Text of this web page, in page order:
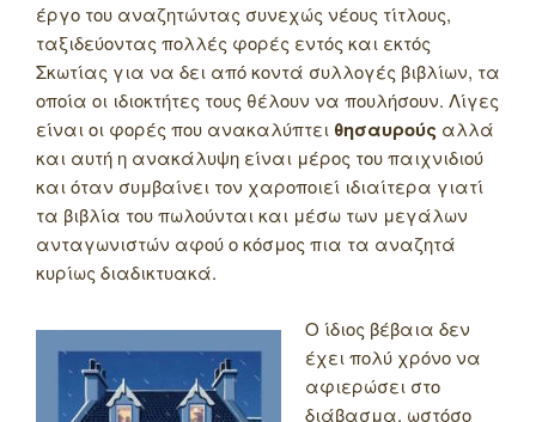
έργο του αναζητώντας συνεχώς νέους τίτλους,
ταξιδεύοντας πολλές φορές εντός και εκτός
Σκωτίας για να δει από κοντά συλλογές βιβλίων, τα
οποία οι ιδιοκτήτες τους θέλουν να πουλήσουν. Λίγες
είναι οι φορές που ανακαλύπτει θησαυρούς αλλά
και αυτή η ανακάλυψη είναι μέρος του παιχνιδιού
και όταν συμβαίνει τον χαροποιεί ιδιαίτερα γιατί
τα βιβλία του πωλούνται και μέσω των μεγάλων
ανταγωνιστών αφού ο κόσμος πια τα αναζητά
κυρίως διαδικτυακά.
Ο ίδιος βέβαια δεν
έχει πολύ χρόνο να
αφιερώσει στο
διάβασμα, ωστόσο